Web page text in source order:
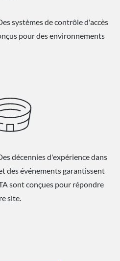
systèmes de contrôle d'accès
pour des environnements
décennies d'expérience dans
des événements garantissent
sont conçues pour répondre
site.